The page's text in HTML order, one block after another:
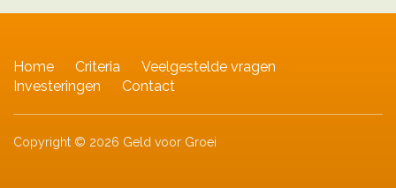
Home Criteria
Veelgestelde vragen
Investeringen
Contact
Copyright © 2026 Geld voor Groei